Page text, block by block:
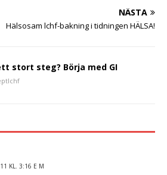
NÄSTA
Hälsosam lchf-bakning i tidningen HÄLSA!
stort steg? Börja med GI
KL. 3:16 E M